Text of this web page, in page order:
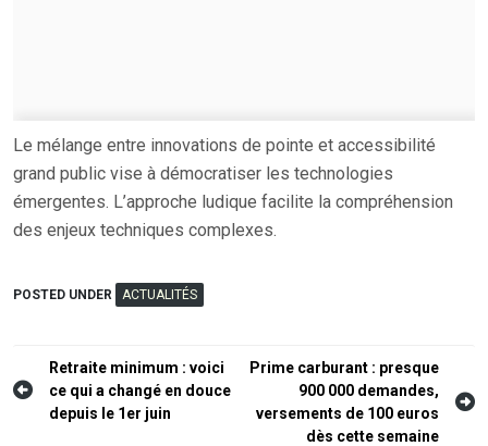
Le mélange entre innovations de pointe et accessibilité
grand public vise à démocratiser les technologies
émergentes. L’approche ludique facilite la compréhension
des enjeux techniques complexes.
POSTED UNDER ACTUALITÉS
Navigation
de
Retraite minimum : voici
ce qui a changé en douce
depuis le 1er juin
Prime carburant : presque
900 000 demandes,
versements de 100 euros
dès cette semaine